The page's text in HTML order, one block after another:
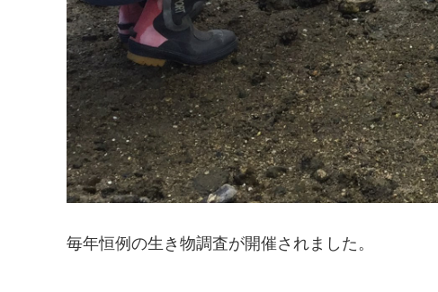
毎年恒例の生き物調査が開催されました。